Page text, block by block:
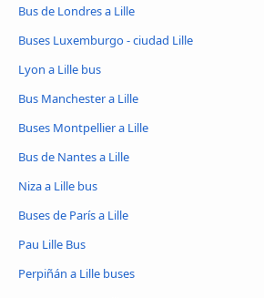
Bus de Londres a Lille
Buses Luxemburgo - ciudad Lille
Lyon a Lille bus
Bus Manchester a Lille
Buses Montpellier a Lille
Bus de Nantes a Lille
Niza a Lille bus
Buses de París a Lille
Pau Lille Bus
Perpiñán a Lille buses